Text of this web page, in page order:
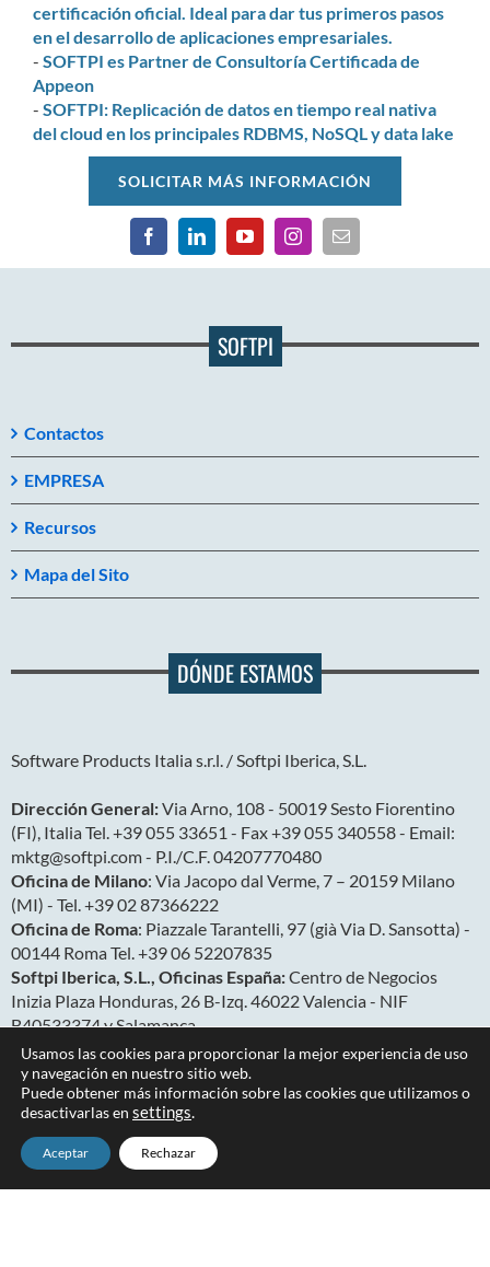
certificación oficial. Ideal para dar tus primeros pasos
en el desarrollo de aplicaciones empresariales.
- SOFTPI es Partner de Consultoría Certificada de
Appeon
- SOFTPI: Replicación de datos en tiempo real nativa
del cloud en los principales RDBMS, NoSQL y data lake
SOLICITAR MÁS INFORMACIÓN
SOFTPI
Contactos
EMPRESA
Recursos
Mapa del Sito
DÓNDE ESTAMOS
Software Products Italia s.r.l. / Softpi Iberica, S.L.
Dirección General:Via Arno, 108 - 50019 Sesto Fiorentino
(FI), Italia Tel. +39 055 33651 - Fax +39 055 340558 - Email:
mktg@softpi.com - P.I./C.F. 04207770480
Oficina de Milano: Via Jacopo dal Verme, 7 – 20159 Milano
(MI) - Tel. +39 02 87366222
Oficina de Roma: Piazzale Tarantelli, 97 (già Via D. Sansotta) -
00144 Roma Tel. +39 06 52207835
Softpi Iberica, S.L., Oficinas España:Centro de Negocios
Inizia Plaza Honduras, 26 B-Izq. 46022 Valencia - NIF
B40533374 y Salamanca
Oficina América Latina:San Ignacio N27-127 y Av. González
Suárez, Quito (Ecuador)
Usamos las cookies para proporcionar la mejor experiencia de uso
y navegación en nuestro sitio web.
Puede obtener más información sobre las cookies que utilizamos o
desactivarlas en settings.
Aceptar Rechazar